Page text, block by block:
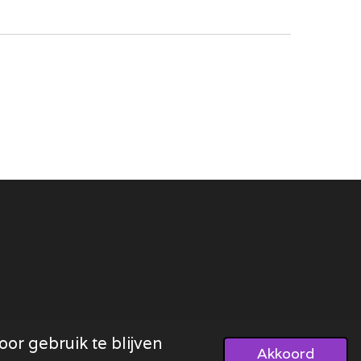
gebruik te blijven
Akkoord